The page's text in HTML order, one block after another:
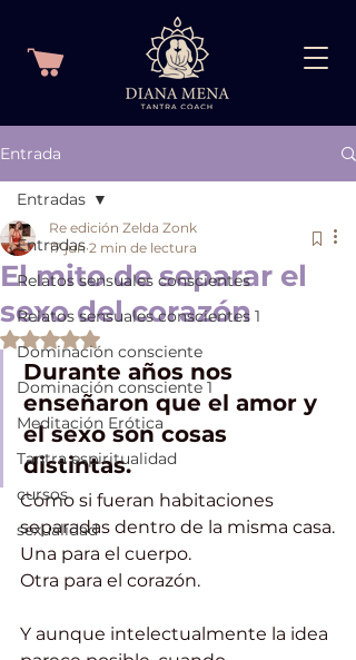
Entrada
Entradas
Relatos sensuales conscientes
Relatos sensuales conscientes 1
Dominación consciente
Dominación consciente 1
Meditación Erótica
Tantra espiritualidad
cursos
sexualidad
Entradas
El mito de separar el
sexo del corazón
Re edición Zelda Zonk
17 jun 2 min de lectura
Obtuvo NaN de 5 estrellas.
Durante años nos
enseñaron que el amor y
el sexo son cosas
distintas.
Como si fueran habitaciones
separadas dentro de la misma casa.
Una para el cuerpo.
Otra para el corazón.
Y aunque intelectualmente la idea